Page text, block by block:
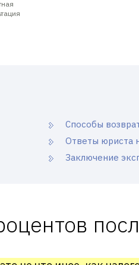
Способы
Ответы юриста
Заключение